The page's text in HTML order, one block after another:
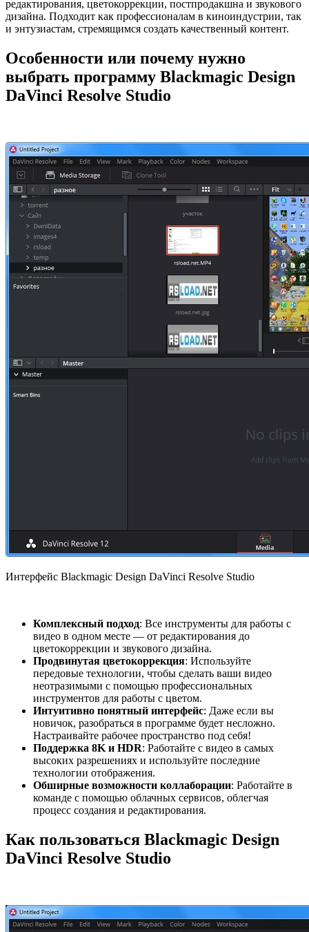
редактирования, цветокоррекции, постпродакшна и звукового
дизайна. Подходит как профессионалам в киноиндустрии, так
и энтузиастам, стремящимся создать качественный контент.
Особенности или почему нужно
выбрать программу Blackmagic Design
DaVinci Resolve Studio
Интерфейс Blackmagic Design DaVinci Resolve Studio
Комплексный подход: Все инструменты для работы с
видео в одном месте — от редактирования до
цветокоррекции и звукового дизайна.
Продвинутая цветокоррекция: Используйте
передовые технологии, чтобы сделать ваши видео
неотразимыми с помощью профессиональных
инструментов для работы с цветом.
Интуитивно понятный интерфейс: Даже если вы
новичок, разобраться в программе будет несложно.
Настраивайте рабочее пространство под себя!
Поддержка 8K и HDR: Работайте с видео в самых
высоких разрешениях и используйте последние
технологии отображения.
Обширные возможности коллаборации: Работайте в
команде с помощью облачных сервисов, облегчая
процесс создания и редактирования.
Как пользоваться Blackmagic Design
DaVinci Resolve Studio